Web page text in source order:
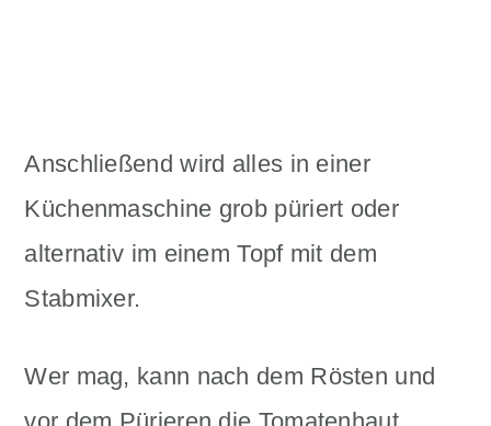
Anschließend wird alles in einer
Küchenmaschine grob püriert oder
alternativ im einem Topf mit dem
Stabmixer.
Wer mag, kann nach dem Rösten und